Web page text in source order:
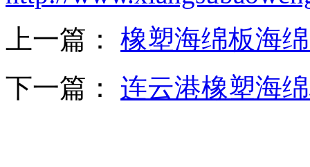
上一篇： 橡塑海绵板海
下一篇： 连云港橡塑海